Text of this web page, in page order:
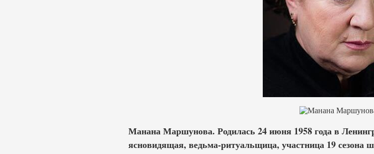
Манана Маршунова. Родилась 24 июня 1958 года в
ясновидящая, ведьма-ритуальщица, участница 19 сезона